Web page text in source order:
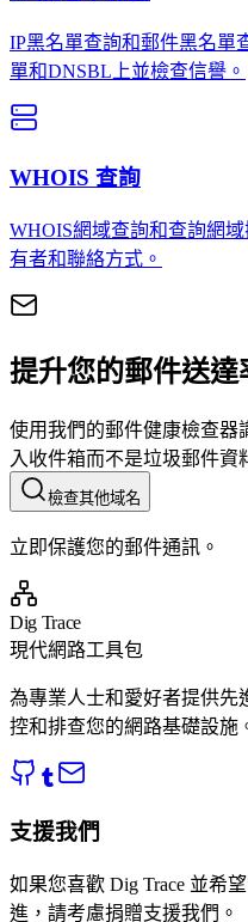
IP黑名單查詢和郵件黑名單
單和DNSBL上並檢查信譽。
WHOIS 查詢
WHOIS網域查詢和查詢網
有者和聯絡方式。
提升您的郵件送達
使用我們的郵件健康檢查器
入收件箱而不是垃圾郵件資
檢查其他域名
立即保護您的郵件通訊。
Dig Trace
現代網路工具包
為專業人士和愛好者提供先
控和排查您的網路基礎設施
支援我們
如果您喜歡 Dig Trace 並希
進，請考慮捐贈支援我們。